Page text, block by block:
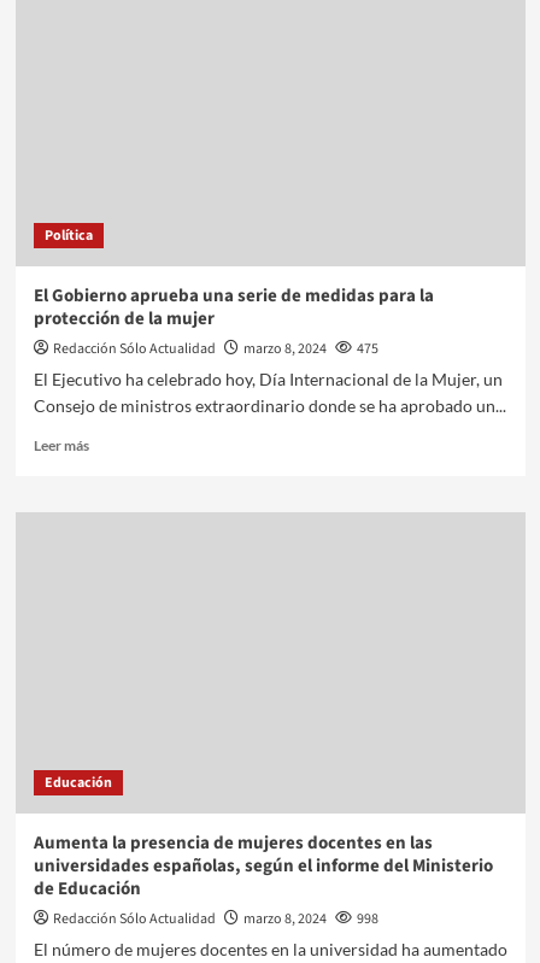
Política
El Gobierno aprueba una serie de medidas para la
protección de la mujer
Redacción Sólo Actualidad marzo 8, 2024
475
El Ejecutivo ha celebrado hoy, Día Internacional de la Mujer, un
Consejo de ministros extraordinario donde se ha aprobado un...
Leer más
Educación
Aumenta la presencia de mujeres docentes en las
universidades españolas, según el informe del Ministerio
de Educación
Redacción Sólo Actualidad marzo 8, 2024
998
El número de mujeres docentes en la universidad ha aumentado